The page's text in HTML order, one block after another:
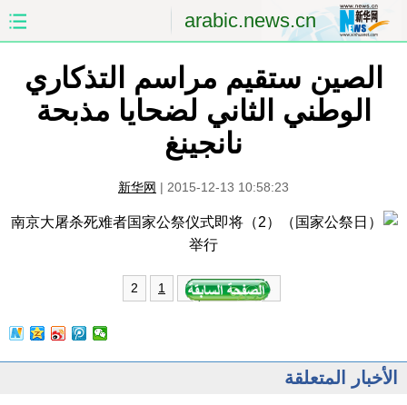
arabic.news.cn
الصين الصفحة الأولى
الشرق الأوسط العالم
العلوم والصحة الثقافة والتعليم
مؤتمر صحفى للخارجية
الصين ستقيم مراسم التذكاري
الوطني الثاني لضحايا مذبحة
نانجينغ
新华网 | 2015-12-13 10:58:23
1
2
الأخبار المتعلقة